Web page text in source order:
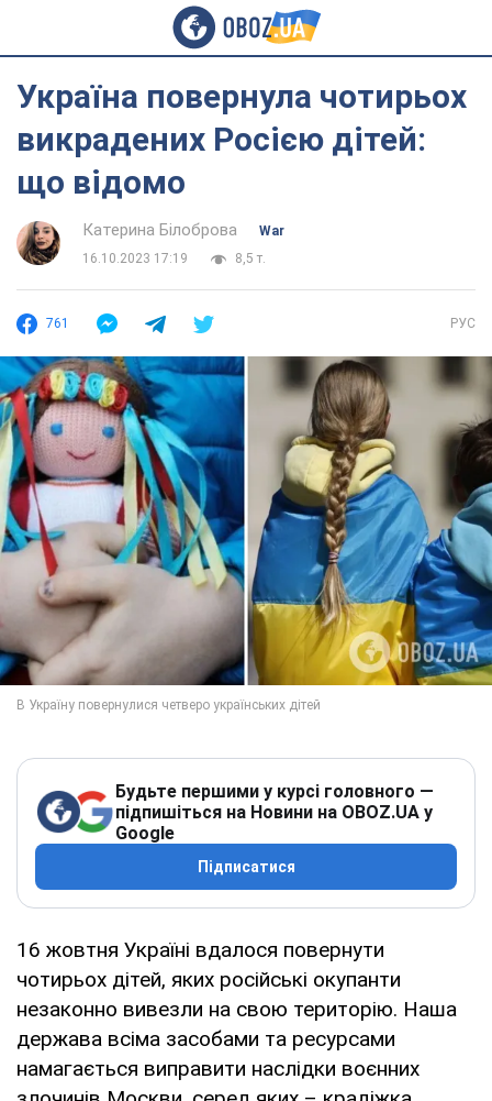
Україна повернула чотирьох
викрадених Росією дітей:
що відомо
Катерина Білоброва
War
16.10.2023 17:19
8,5 т.
761 РУС
Будьте першими у курсі головного —
підпишіться на Новини на OBOZ.UA у
Google
Підписатися
16 жовтня Україні вдалося повернути
чотирьох дітей, яких російські окупанти
незаконно вивезли на свою територію. Наша
держава всіма засобами та ресурсами
намагається виправити наслідки воєнних